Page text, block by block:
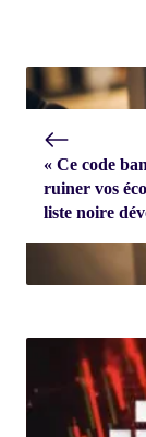
« Ce code
ruiner vos
liste noire